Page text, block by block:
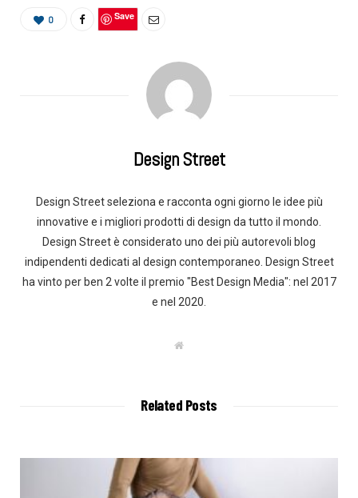
0 Save
Design Street
Design Street seleziona e racconta ogni giorno le idee più
innovative e i migliori prodotti di design da tutto il mondo.
Design Street è considerato uno dei più autorevoli blog
indipendenti dedicati al design contemporaneo. Design Street
ha vinto per ben 2 volte il premio "Best Design Media": nel 2017
e nel 2020.
W
Related Posts